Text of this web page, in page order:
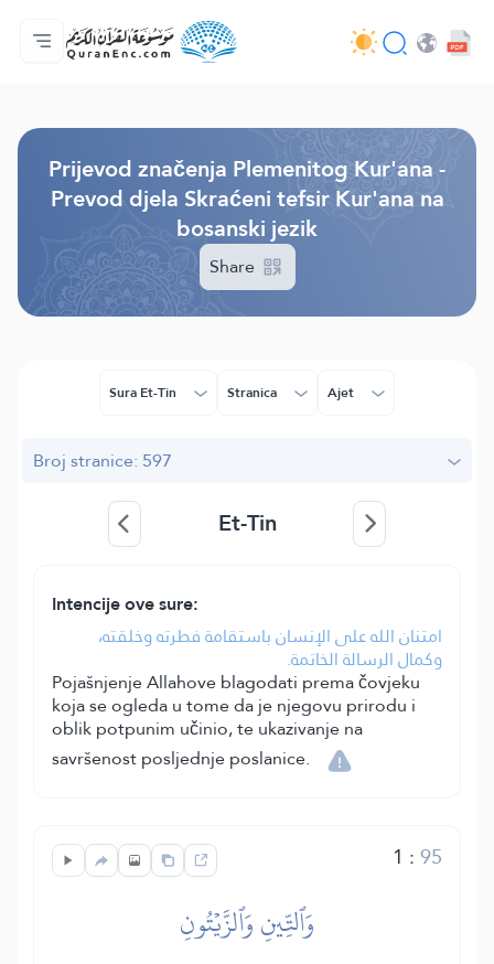
Početna stranica
Sadržaj prijevodā
Audio
Usluge programera - API
O projektu
Kontaktiraj nas
Jezik
Prijevod značenja Plemenitog Kur'ana -
Prevod djela Skraćeni tefsir Kur'ana na
bosanski jezik
Share
Sura Et-Tin Stranica Ajet
Broj stranice: 597
Et-Tin
Intencije ove sure:
امتنان الله على الإنسان باستقامة فطرته وخلقته،
وكمال الرسالة الخاتمة.
Pojašnjenje Allahove blagodati prema čovjeku
koja se ogleda u tome da je njegovu prirodu i
oblik potpunim učinio, te ukazivanje na
savršenost posljednje poslanice.
1 :95
وَٱلتِّينِ وَٱلزَّيۡتُونِ